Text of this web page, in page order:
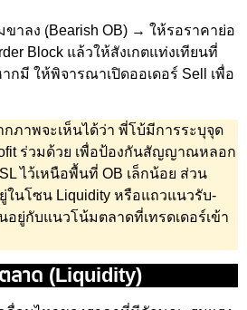
าลง (ฺBearish OB) → ให้รอราคาย่อ
Block แล้วให้สังเกตแท่งเทียนที่
กมี ให้พิจารณาเปิดออเดอร์ Sell เพื่อ
กภาพจะเห็นได้ว่า พี่โบ้มีการระบุจุด
ร่วมด้วย เพื่อป้องกันสัญญาณหลอก
ไว้เหนือพื้นที่ OB เล็กน้อย ส่วน
ในโซน Liquidity หรือแถวแนวรับ-
ยู่กับแนวโน้มตลาดที่เทรดเดอร์เข้า
ลาด (Liquidity)